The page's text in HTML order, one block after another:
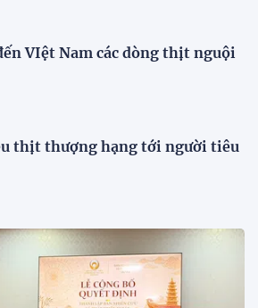
VIệt Nam các dòng thịt nguội
thịt thượng hạng tới người tiêu